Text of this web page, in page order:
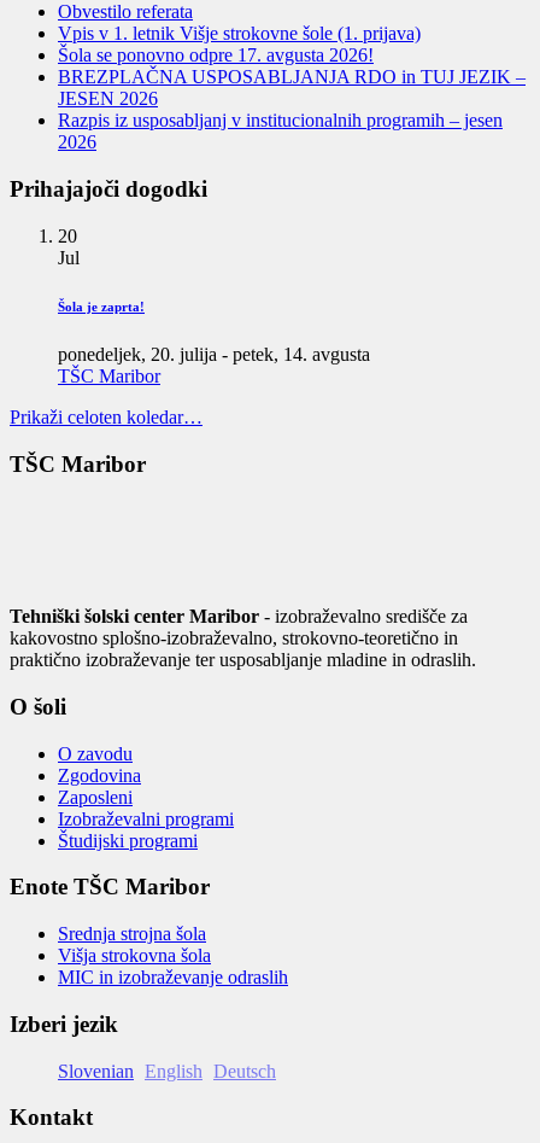
Obvestilo referata
Vpis v 1. letnik Višje strokovne šole (1. prijava)
Šola se ponovno odpre 17. avgusta 2026!
BREZPLAČNA USPOSABLJANJA RDO in TUJ JEZIK –
JESEN 2026
Razpis iz usposabljanj v institucionalnih programih – jesen
2026
Prihajajoči dogodki
20
Jul
Šola je zaprta!
ponedeljek, 20. julija - petek, 14. avgusta
TŠC Maribor
Prikaži celoten koledar…
TŠC Maribor
Tehniški šolski center Maribor - izobraževalno središče za
kakovostno splošno-izobraževalno, strokovno-teoretično in
praktično izobraževanje ter usposabljanje mladine in odraslih.
O šoli
O zavodu
Zgodovina
Zaposleni
Izobraževalni programi
Študijski programi
Enote TŠC Maribor
Srednja strojna šola
Višja strokovna šola
MIC in izobraževanje odraslih
Izberi jezik
Slovenian English Deutsch
Kontakt